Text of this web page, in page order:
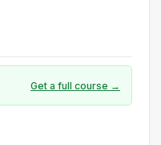
Get a full course →